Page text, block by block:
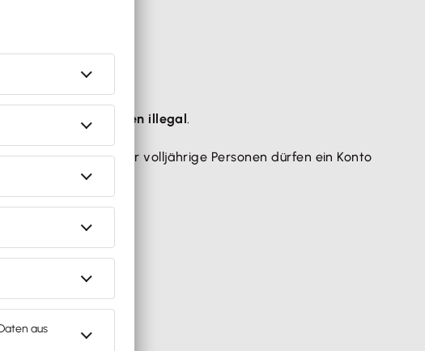
fast allen EU-Staaten illegal.
Nur volljährige Personen dürfen ein Konto